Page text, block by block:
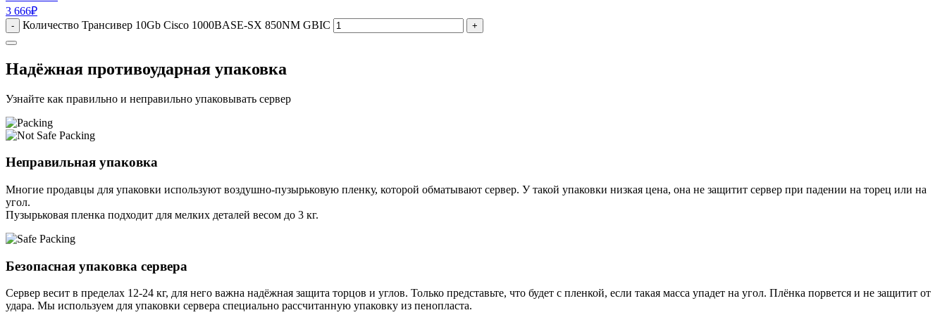
3 666₽
- Количество Трансивер 10Gb Cisco 1000BASE-SX 850NM GBIC +
Надёжная противоударная упаковка
Узнайте как правильно и неправильно упаковывать сервер
Неправильная упаковка
Многие продавцы для упаковки используют воздушно-пузырьковую пленку, которой обматывают сервер. У такой упаковки низкая цена, она не защитит сервер при падении на торец или на
угол.
Пузырьковая пленка подходит для мелких деталей весом до 3 кг.
Безопасная упаковка сервера
Сервер весит в пределах 12-24 кг, для него важна надёжная защита торцов и углов. Только представьте, что будет с пленкой, если такая масса упадет на угол. Плёнка порвется и не защитит от
удара. Мы используем для упаковки сервера специально расcчитанную упаковку из пенопласта.